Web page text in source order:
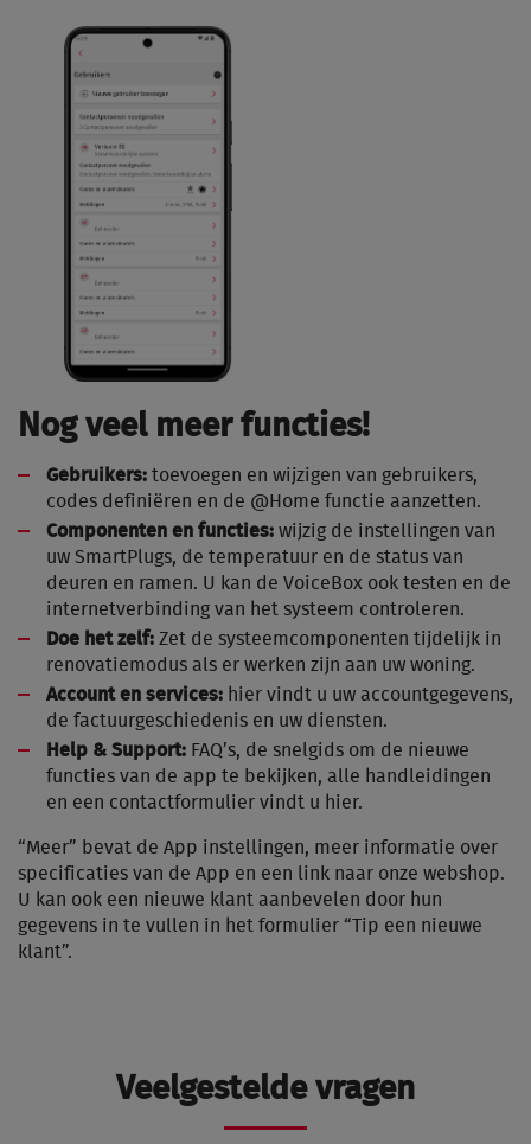
Nog veel meer functies!
Gebruikers: toevoegen en wijzigen van gebruikers,
codes definiëren en de @Home functie aanzetten.
Componenten en functies: wijzig de instellingen van
uw SmartPlugs, de temperatuur en de status van
deuren en ramen. U kan de VoiceBox ook testen en de
internetverbinding van het systeem controleren.
Doe het zelf: Zet de systeemcomponenten tijdelijk in
renovatiemodus als er werken zijn aan uw woning.
Account en services: hier vindt u uw accountgegevens,
de factuurgeschiedenis en uw diensten.
Help & Support: FAQ’s, de snelgids om de nieuwe
functies van de app te bekijken, alle handleidingen
en een contactformulier vindt u hier.
“Meer” bevat de App instellingen, meer informatie over
specificaties van de App en een link naar onze webshop.
U kan ook een nieuwe klant aanbevelen door hun
gegevens in te vullen in het formulier “Tip een nieuwe
klant”.
Veelgestelde vragen